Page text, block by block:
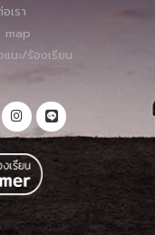
เรา
map
แนะ/ร้องเรียน